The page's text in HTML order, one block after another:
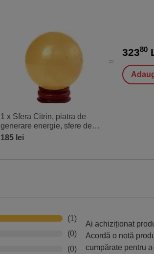
1 x Sfera Citrin, piatra de
generare energie, sfere de
cristal 5-6 cm suport lemn
185 lei
32380
(1)
(0)
(0)
Ai achiziționat
Acordă o notă
cumpărate pentru